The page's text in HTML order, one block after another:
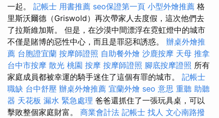
一起。 記帳士 用書推薦 seo保證第一頁 小型外燴推薦 格
里斯沃爾德（Griswold）再次帶家人去度假，這次​​他們去
了拉斯維加斯。 但是，在沙漠中間漂浮在霓虹燈中的城市
不僅是賭博的惡性中心，而且是罪惡和誘惑。 辦桌外燴推
薦 台胞證宜蘭 按摩師證照 自助餐外燴 沙鹿按摩 天母 推拿
台中市按摩 散光 桃園 按摩 按摩師證照 腳底按摩證照 所有
家庭成員都被幸運的騎手迷住了這個有罪的城市。 記帳士
職缺 台中舒壓 辦桌外燴推薦 宜蘭外燴 seo 意思 重聽 助聽
器 天花板 漏水 緊急處理 爸爸還抓住了一張玩具桌，可以
擊敗整個家庭財富。 商業會計法 記帳士 找人 文心南路撥